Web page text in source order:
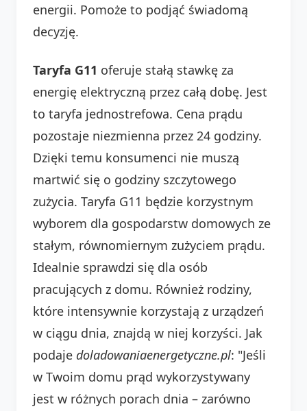
energii. Pomoże to podjąć świadomą
decyzję.
Taryfa G11 oferuje stałą stawkę za
energię elektryczną przez całą dobę. Jest
to taryfa jednostrefowa. Cena prądu
pozostaje niezmienna przez 24 godziny.
Dzięki temu konsumenci nie muszą
martwić się o godziny szczytowego
zużycia. Taryfa G11 będzie korzystnym
wyborem dla gospodarstw domowych ze
stałym, równomiernym zużyciem prądu.
Idealnie sprawdzi się dla osób
pracujących z domu. Również rodziny,
które intensywnie korzystają z urządzeń
w ciągu dnia, znajdą w niej korzyści. Jak
podaje doladowaniaenergetyczne.pl: "Jeśli
w Twoim domu prąd wykorzystywany
jest w różnych porach dnia – zarówno